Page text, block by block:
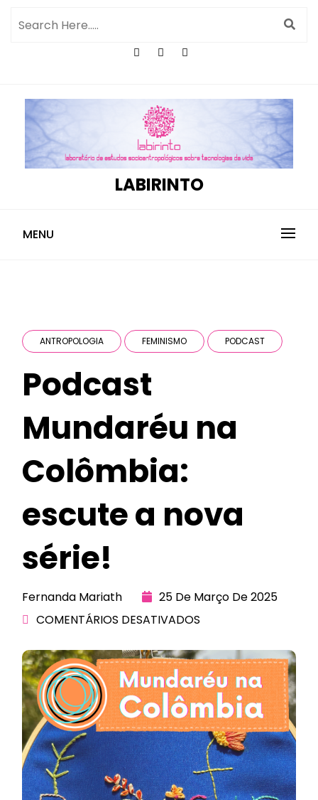
LABIRINTO
MENU
ANTROPOLOGIA FEMINISMO PODCAST
Podcast
Mundaréu na
Colômbia:
escute a nova
série!
Fernanda Mariath
25 De Março De 2025
COMENTÁRIOS DESATIVADOS